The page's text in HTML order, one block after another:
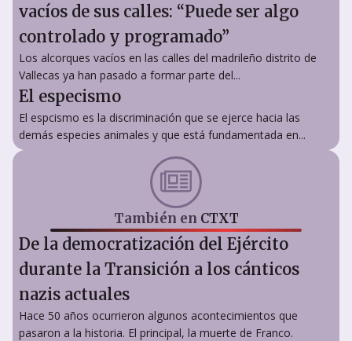
vacíos de sus calles: “Puede ser algo
controlado y programado”
Los alcorques vacíos en las calles del madrileño distrito de
Vallecas ya han pasado a formar parte del...
El especismo
El espcismo es la discriminación que se ejerce hacia las
demás especies animales y que está fundamentada en...
También en CTXT
De la democratización del Ejército
durante la Transición a los cánticos
nazis actuales
Hace 50 años ocurrieron algunos acontecimientos que
pasaron a la historia. El principal, la muerte de Franco.